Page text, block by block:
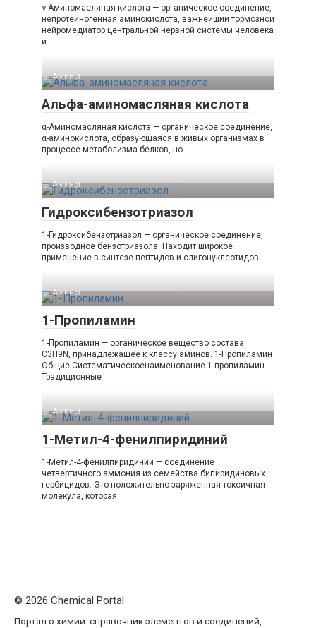
γ-Аминомасляная кислота — органическое соединение,
непротеиногенная аминокислота, важнейший тормозной
нейромедиатор центральной нервной системы человека
и
Амины‎
Альфа-аминомасляная кислота
α-Аминомасляная кислота — органическое соединение,
α-аминокислота, образующаяся в живых организмах в
процессе метаболизма белков, но
Амины‎
Гидроксибензотриазол
1-Гидроксибензотриазол — органическое соединение,
производное бензотриазола. Находит широкое
применение в синтезе пептидов и олигонуклеотидов.
Амины‎
1-Пропиламин
1-Пропиламин — органическое вещество состава
C3H9N, принадлежащее к классу аминов. 1-​Пропиламин
Общие Систематическоенаименование 1-​пропиламин
Традиционные
Амины‎
1-Метил-4-фенилпиридиний
1-Метил-4-фенилпиридиний — соединение
четвертичного аммония из семейства бипиридиновых
гербицидов. Это положительно заряженная токсичная
молекула, которая
© 2026 Chemical Portal
Портал о химии: справочник элементов и соединений,